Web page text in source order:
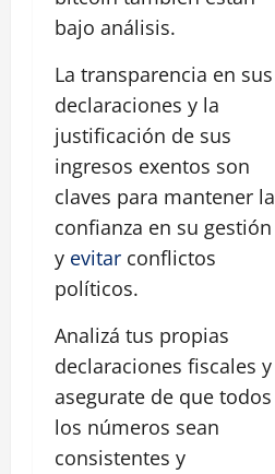
bajo análisis.
La transparencia en sus
declaraciones y la
justificación de sus
ingresos exentos son
claves para mantener la
confianza en su gestión
y evitar conflictos
políticos.
Analizá tus propias
declaraciones fiscales y
asegurate de que todos
los números sean
consistentes y